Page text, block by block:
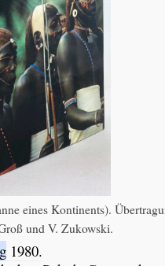
eines Kontinents).
und V. Zukowski.
1980.